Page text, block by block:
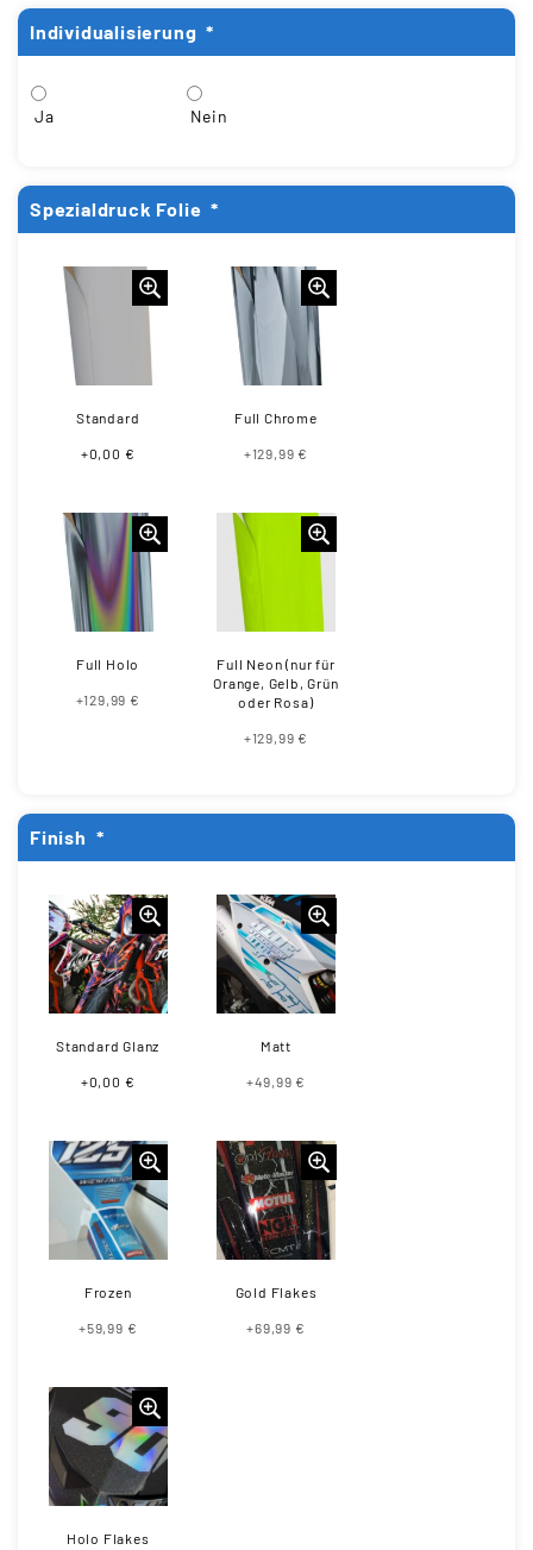
Individualisierung *
Ja Nein
Spezialdruck Folie *
Standard
+0,00 €
Full Chrome
+129,99 €
Full Holo
+129,99 €
Full Neon (nur für
Orange, Gelb, Grün
oder Rosa)
+129,99 €
Finish *
Standard Glanz
+0,00 €
Matt
+49,99 €
Frozen
+59,99 €
Gold Flakes
+69,99 €
Holo Flakes